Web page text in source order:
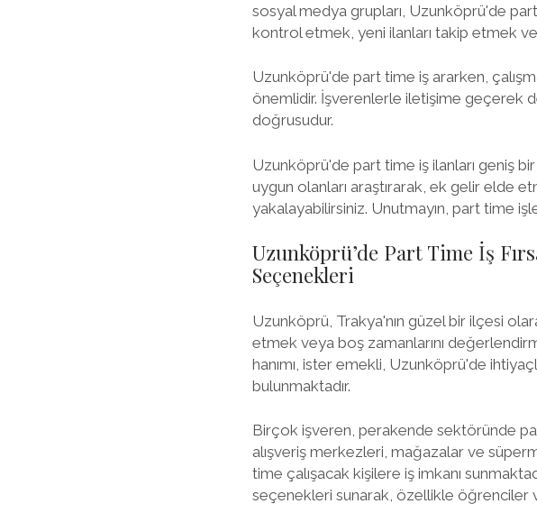
sosyal medya grupları, Uzunköprü'de
kontrol etmek, yeni ilanları takip etmek
Uzunköprü'de part time iş ararken,
önemlidir. İşverenlerle iletişime geçerek
doğrusudur.
Uzunköprü'de part time iş ilanları geniş
uygun olanları araştırarak, ek gelir elde
yakalayabilirsiniz. Unutmayın, part time
Uzunköprü’de Part Time İş
Seçenekleri
Uzunköprü, Trakya'nın güzel bir ilçesi
etmek veya boş zamanlarını
hanımı, ister emekli, Uzunköprü'de
bulunmaktadır.
Birçok işveren, perakende sektöründe
alışveriş merkezleri, mağazalar ve
time çalışacak kişilere iş imkanı
seçenekleri sunarak, özellikle öğrenciler